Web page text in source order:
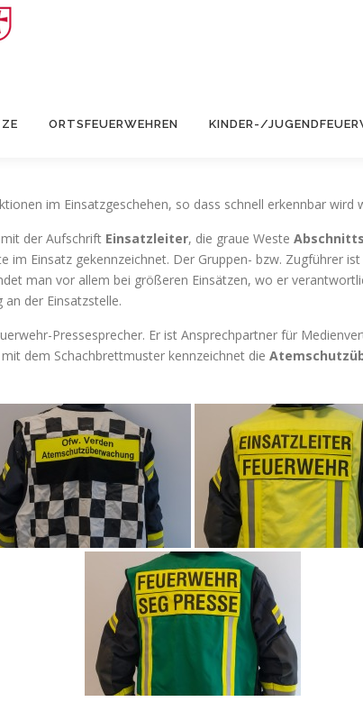
ORTSFEUERWEHREN KINDER-/
im Einsatzgeschehen, so dass schnell erkennbar wird
der Aufschrift Einsatzleiter, die graue Weste
im Einsatz gekennzeichnet. Der Gruppen- bzw. Zugführer
man vor allem bei größeren Einsätzen, wo er
der Einsatzstelle.
Pressesprecher. Er ist Ansprechpartner für
dem Schachbrettmuster kennzeichnet die